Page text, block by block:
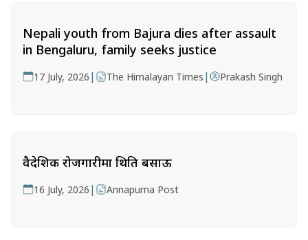
Nepali youth from Bajura dies after assault
in Bengaluru, family seeks justice
17 July, 2026 | The Himalayan Times | Prakash Singh
वैदेशिक रोजगारीमा थिति बसाऊ
16 July, 2026 | Annapurna Post